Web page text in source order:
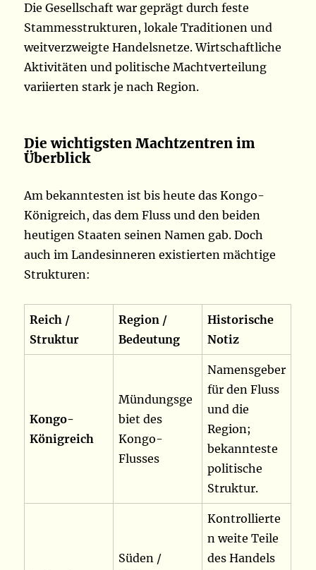
Die Gesellschaft war geprägt durch feste
Stammesstrukturen, lokale Traditionen und
weitverzweigte Handelsnetze. Wirtschaftliche
Aktivitäten und politische Machtverteilung
variierten stark je nach Region.
Die wichtigsten Machtzentren im
Überblick
Am bekanntesten ist bis heute das Kongo-
Königreich, das dem Fluss und den beiden
heutigen Staaten seinen Namen gab. Doch
auch im Landesinneren existierten mächtige
Strukturen:
Reich /
Struktur
Region /
Bedeutung
Historische
Notiz
Kongo-
Königreich
Mündungsge
biet des
Kongo-
Flusses
Namensgeber
für den Fluss
und die
Region;
bekannteste
politische
Struktur.
Süden /
Kontrollierte
n weite Teile
des Handels